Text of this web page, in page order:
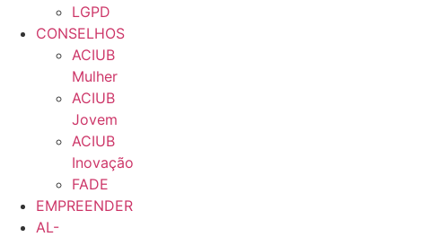
LGPD
CONSELHOS
ACIUB
Mulher
ACIUB
Jovem
ACIUB
Inovação
FADE
EMPREENDER
AL-